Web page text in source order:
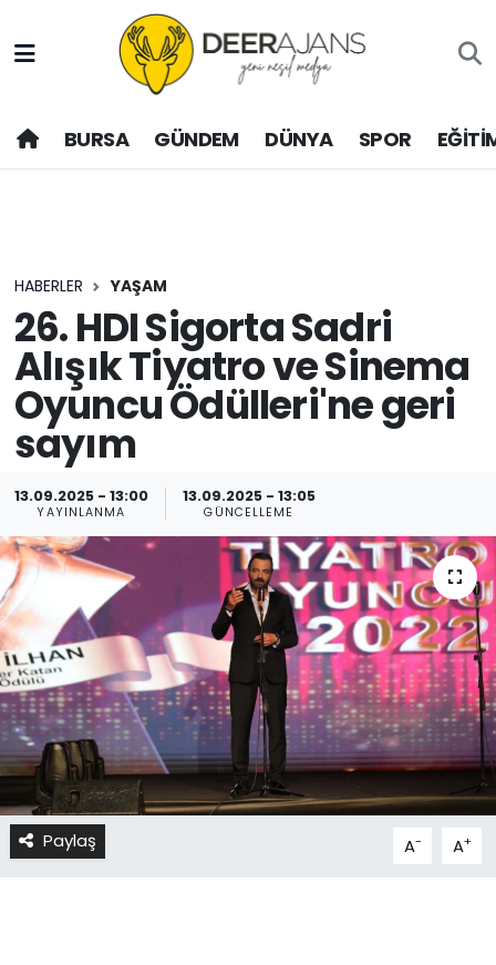
BURSA GÜNDEM DÜNYA SPOR
HABERLER YAŞAM
26. HDI Sigorta Sadri
Alışık Tiyatro ve Sinema
Oyuncu Ödülleri'ne geri
sayım
13.09.2025 - 13:00
YAYINLANMA
13.09.2025 - 13:05
GÜNCELLEME
Paylaş A- A+
Hava Durumu
Trafik Durumu
Son Dakika Haberleri
Haber Arşivi